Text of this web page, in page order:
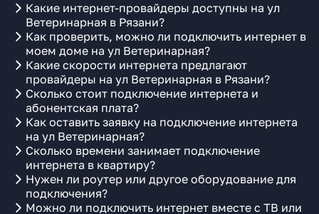
Какие интернет-провайдеры доступны на ул
Ветеринарная в Рязани?
Как проверить, можно ли подключить интернет в
моем доме на ул Ветеринарная?
Какие скорости интернета предлагают
провайдеры на ул Ветеринарная в Рязани?
Сколько стоит подключение интернета и
абонентская плата?
Как оставить заявку на подключение интернета
на ул Ветеринарная?
Сколько времени занимает подключение
интернета в квартиру?
Нужен ли роутер или другое оборудование для
подключения?
Можно ли подключить интернет вместе с ТВ или